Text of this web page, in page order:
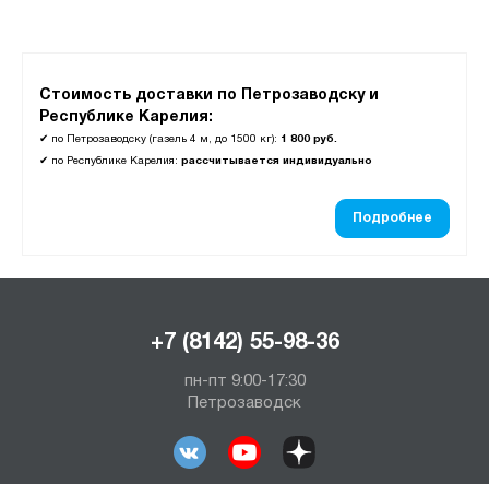
Стоимость доставки по Петрозаводску и
Республике Карелия:
✔ по Петрозаводску (газель 4 м, до 1500 кг): 1 800 руб.
✔ по Республике Карелия: рассчитывается индивидуально
Подробнее
+7 (8142) 55-98-36
пн-пт 9:00-17:30
Петрозаводск